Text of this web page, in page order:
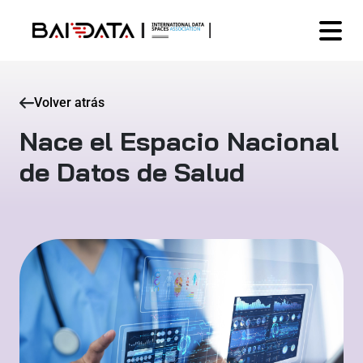
Volver atrás
Nace el Espacio Nacional
de Datos de Salud